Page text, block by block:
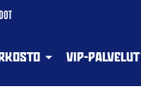
VIP-PALVELUT